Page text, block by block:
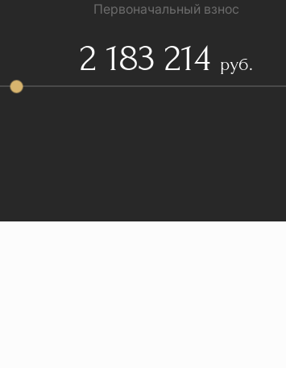
Первоначальный взнос
2 183 214 руб.